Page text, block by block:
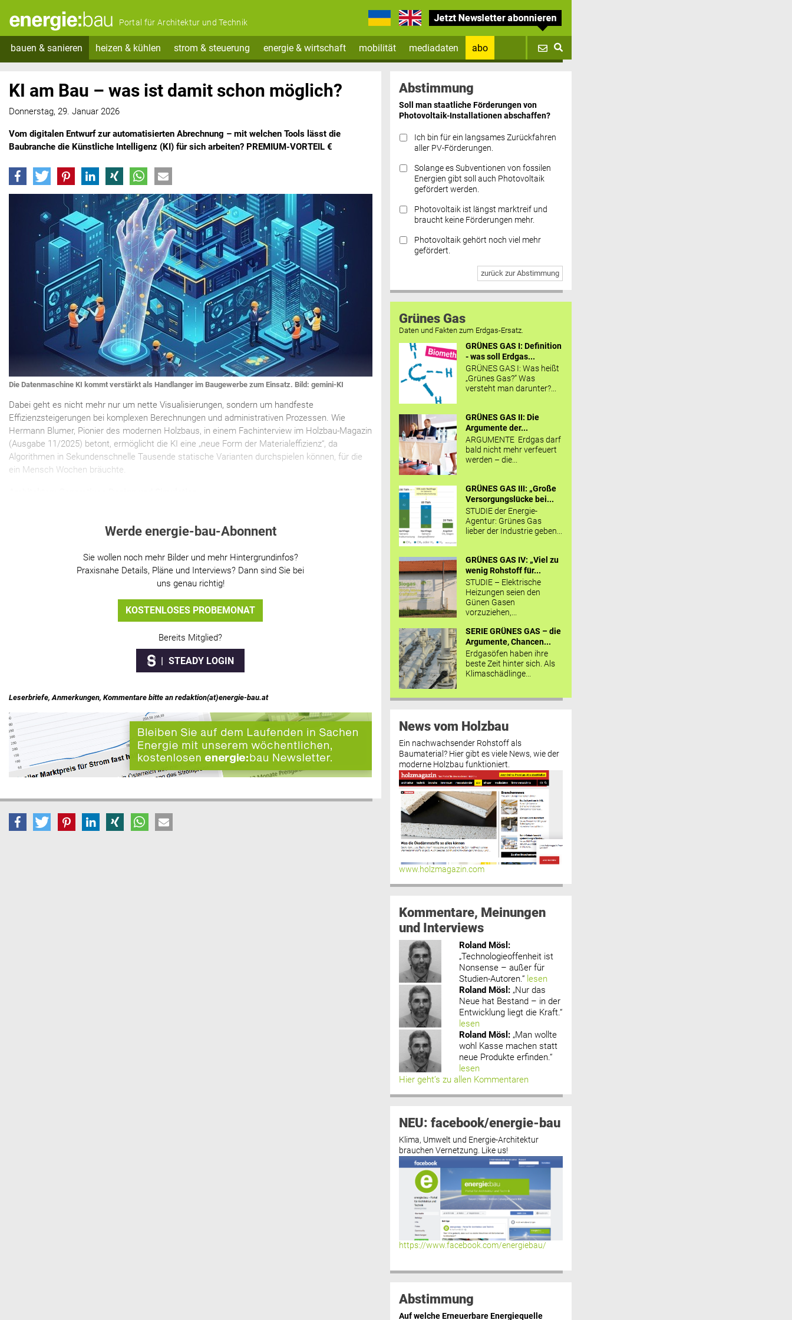
Portal für Architektur und Technik
bauen & sanieren heizen & kühlen strom & steuerung energie & wirtschaft mobilität mediadaten
abo
Datenschutz FAQs
KI am Bau – was ist damit schon möglich?
Donnerstag, 29. Januar 2026
Vom digitalen Entwurf zur automatisierten Abrechnung – mit welchen Tools lässt die
Baubranche die Künstliche Intelligenz (KI) für sich arbeiten? PREMIUM-VORTEIL €
Die Datenmaschine KI kommt verstärkt als Handlanger im Baugewerbe zum Einsatz. Bild: gemini-KI
Dabei geht es nicht mehr nur um nette Visualisierungen, sondern um handfeste
Effizienzsteigerungen bei komplexen Berechnungen und administrativen Prozessen. Wie
Hermann Blumer, Pionier des modernen Holzbaus, in einem Fachinterview im Holzbau-Magazin
(Ausgabe 11/2025) betont, ermöglicht die KI eine „neue Form der Materialeffizienz“, da
Algorithmen in Sekundenschnelle Tausende statische Varianten durchspielen können, für die
ein Mensch Wochen bräuchte.
Werde energie-bau-Abonnent
Sie wollen noch mehr Bilder und mehr Hintergrundinfos?
Praxisnahe Details, Pläne und Interviews? Dann sind Sie bei
uns genau richtig!
KOSTENLOSES PROBEMONAT
Bereits Mitglied?
STEADY LOGIN
Leserbriefe, Anmerkungen, Kommentare bitte an redaktion(at)energie-bau.at
Abstimmung
Soll man staatliche Förderungen von
Photovoltaik-Installationen abschaffen?
Ich bin für ein langsames Zurückfahren
aller PV-Förderungen.
Solange es Subventionen von fossilen
Energien gibt soll auch Photovoltaik
gefördert werden.
Photovoltaik ist längst marktreif und
braucht keine Förderungen mehr.
Photovoltaik gehört noch viel mehr
gefördert.
zurück zur Abstimmung
Grünes Gas
Daten und Fakten zum Erdgas-Ersatz.
GRÜNES GAS I: Definition
- was soll Erdgas...
GRÜNES GAS I: Was heißt
„Grünes Gas?“ Was
versteht man darunter?...
GRÜNES GAS II: Die
Argumente der...
ARGUMENTE Erdgas darf
bald nicht mehr verfeuert
werden – die...
GRÜNES GAS III: „Große
Versorgungslücke bei...
STUDIE der Energie-
Agentur: Grünes Gas
lieber der Industrie geben...
GRÜNES GAS IV: „Viel zu
wenig Rohstoff für...
STUDIE – Elektrische
Heizungen seien den
Günen Gasen
vorzuziehen,...
SERIE GRÜNES GAS – die
Argumente, Chancen...
Erdgasöfen haben ihre
beste Zeit hinter sich. Als
Klimaschädlinge...
News vom Holzbau
Ein nachwachsender Rohstoff als
Baumaterial? Hier gibt es viele News, wie der
moderne Holzbau funktioniert.
www.holzmagazin.com
Kommentare, Meinungen
und Interviews
Roland Mösl :
„Technologieoffenheit ist
Nonsense – außer für
Studien-Autoren.“ lesen
Roland Mösl : „Nur das
Neue hat Bestand – in der
Entwicklung liegt die Kraft.“
lesen
Roland Mösl : „Man wollte
wohl Kasse machen statt
neue Produkte erfinden.“
lesen
Hier geht’s zu allen Kommentaren
NEU: facebook/energie-bau
Klima, Umwelt und Energie-Architektur
brauchen Vernetzung. Like us!
https://www.facebook.com/energiebau/
Abstimmung
Auf welche Erneuerbare Energiequelle